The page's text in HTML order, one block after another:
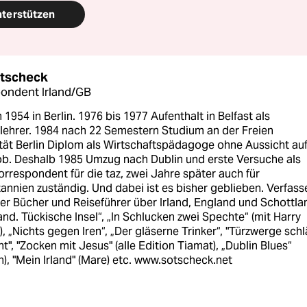
Irland/GB
1954 in Berlin. 1976 bis 1977 Aufenthalt in Belfast als
1984 nach 22 Semestern Studium an der Freien
Berlin Diplom als Wirtschaftspädagoge ohne Aussicht
Deshalb 1985 Umzug nach Dublin und erste Versuche als
für die taz, zwei Jahre später auch für
zuständig. Und dabei ist es bisher geblieben.
Bücher und Reiseführer über Irland, England und
Tückische Insel“, „In Schlucken zwei Spechte“ (mit Harry
„Nichts gegen Iren“, „Der gläserne Trinker“, "Türzwerge
"Zocken mit Jesus" (alle Edition Tiamat), „Dublin Blues“
"Mein Irland" (Mare) etc. www.sotscheck.net